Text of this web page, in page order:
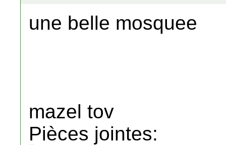
une belle mosquee
mazel tov
Pièces jointes: